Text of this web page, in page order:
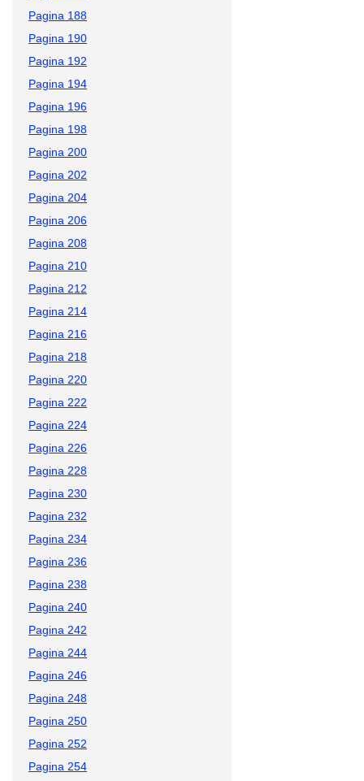
Pagina 188
Pagina 190
Pagina 192
Pagina 194
Pagina 196
Pagina 198
Pagina 200
Pagina 202
Pagina 204
Pagina 206
Pagina 208
Pagina 210
Pagina 212
Pagina 214
Pagina 216
Pagina 218
Pagina 220
Pagina 222
Pagina 224
Pagina 226
Pagina 228
Pagina 230
Pagina 232
Pagina 234
Pagina 236
Pagina 238
Pagina 240
Pagina 242
Pagina 244
Pagina 246
Pagina 248
Pagina 250
Pagina 252
Pagina 254